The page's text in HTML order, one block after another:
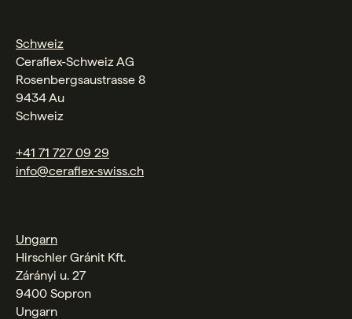
Schweiz
Ceraflex-Schweiz AG
Rosenbergsaustrasse 8
9434 Au
Schweiz
+41 71 727 09 29
info@ceraflex-swiss.ch
Ungarn
Hirschler Gránit Kft.
Zárányi u. 27
9400 Sopron
Ungarn